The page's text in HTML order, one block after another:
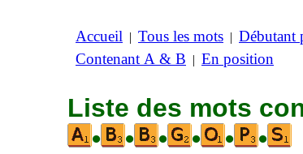
Accueil | Tous les mots | Débutant
Contenant A & B | En position
Liste des mots
•
• • • • •